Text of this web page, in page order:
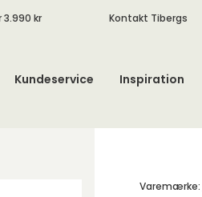
3.990 kr Kontakt Tibergs
Kundeservice Inspiration
Varemærke: